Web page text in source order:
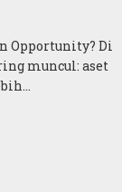
Opportunity? Di
muncul: aset